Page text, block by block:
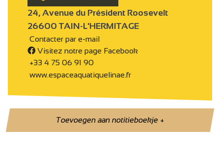
24, Avenue du Président Roosevelt
26600 TAIN-L'HERMITAGE
Contacter par e-mail
Visitez notre page Facebook
+33 4 75 06 91 90
www.espaceaquatiquelinae.fr
Toevoegen aan notitieboekje+